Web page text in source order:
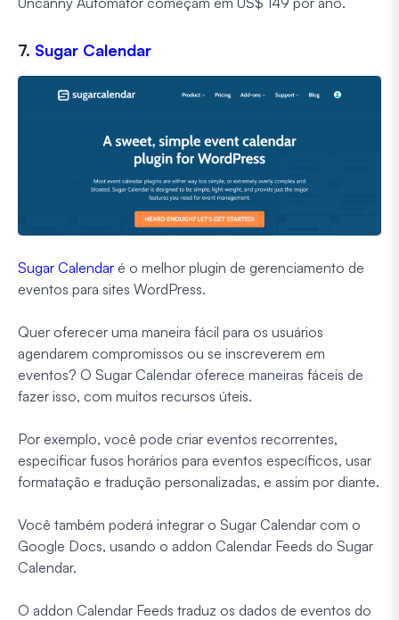
7. Sugar Calendar
Sugar Calendar é o melhor plugin de gerenciamento de
eventos para sites WordPress.
Quer oferecer uma maneira fácil para os usuários
agendarem compromissos ou se inscreverem em
eventos? O Sugar Calendar oferece maneiras fáceis de
fazer isso, com muitos recursos úteis.
Por exemplo, você pode criar eventos recorrentes,
especificar fusos horários para eventos específicos, usar
formatação e tradução personalizadas, e assim por diante.
Você também poderá integrar o Sugar Calendar com o
Google Docs, usando o addon Calendar Feeds do Sugar
Calendar.
O addon Calendar Feeds traduz os dados de eventos do